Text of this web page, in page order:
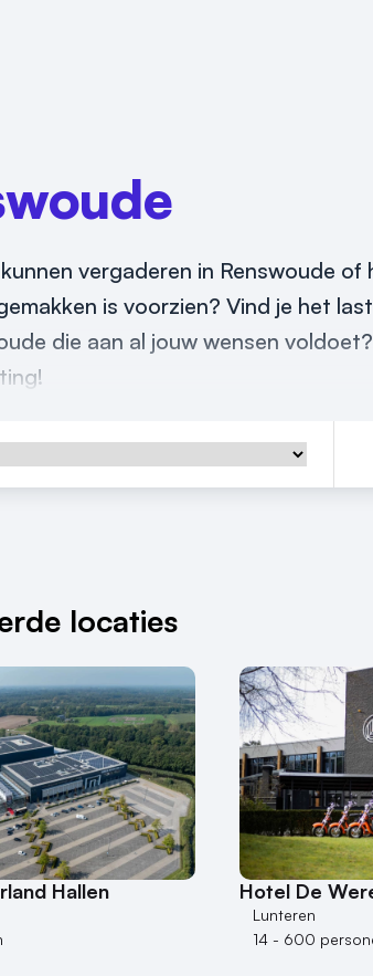
vergaderen in Renswoude of
is voorzien? Vind je het
die aan al jouw wensen
locaties
Hallen Hotel De
Lunteren
14 - 600